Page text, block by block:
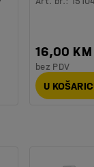
16,00 KM
bez PDV
U